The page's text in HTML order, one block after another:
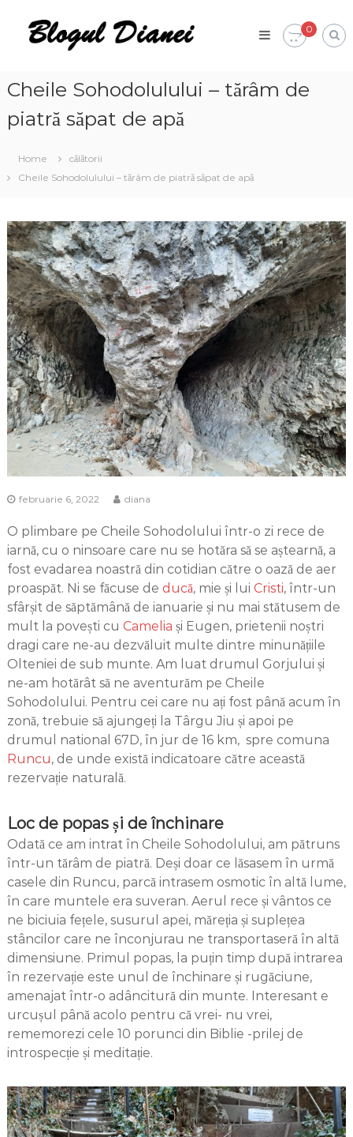
content
Blogul
Dianei
opinie,
călătorii
și
alte
0
Cheile Sohodolulului – tărâm de
piatră săpat de apă
Home
călătorii
Cheile Sohodolulului – tărâm de piatră săpat de apă
februarie 6, 2022 diana
O plimbare pe Cheile Sohodolului într-o zi rece de
iarnă, cu o ninsoare care nu se hotăra să se aștearnă, a
fost evadarea noastră din cotidian către o oază de aer
proaspăt. Ni se făcuse de ducă, mie și lui Cristi, într-un
sfârșit de săptămână de ianuarie și nu mai stătusem de
mult la povești cu Camelia și Eugen, prietenii noștri
dragi care ne-au dezvăluit multe dintre minunățiile
Olteniei de sub munte. Am luat drumul Gorjului și
ne-am hotărât să ne aventurăm pe Cheile
Sohodolului. Pentru cei care nu ați fost până acum în
zonă, trebuie să ajungeți la Târgu Jiu și apoi pe
drumul national 67D, în jur de 16 km, spre comuna
Runcu, de unde există indicatoare către această
rezervație naturală.
Loc de popas și de închinare
Odată ce am intrat în Cheile Sohodolului, am pătruns
într-un tărâm de piatră. Deși doar ce lăsasem în urmă
casele din Runcu, parcă intrasem osmotic în altă lume,
în care muntele era suveran. Aerul rece și vântos ce
ne biciuia fețele, susurul apei, măreția și suplețea
stâncilor care ne înconjurau ne transportaseră în altă
dimensiune. Primul popas, la puțin timp după intrarea
în rezervație este unul de închinare și rugăciune,
amenajat într-o adâncitură din munte. Interesant e
urcușul până acolo pentru că vrei- nu vrei,
rememorezi cele 10 porunci din Biblie -prilej de
introspecție și meditație.